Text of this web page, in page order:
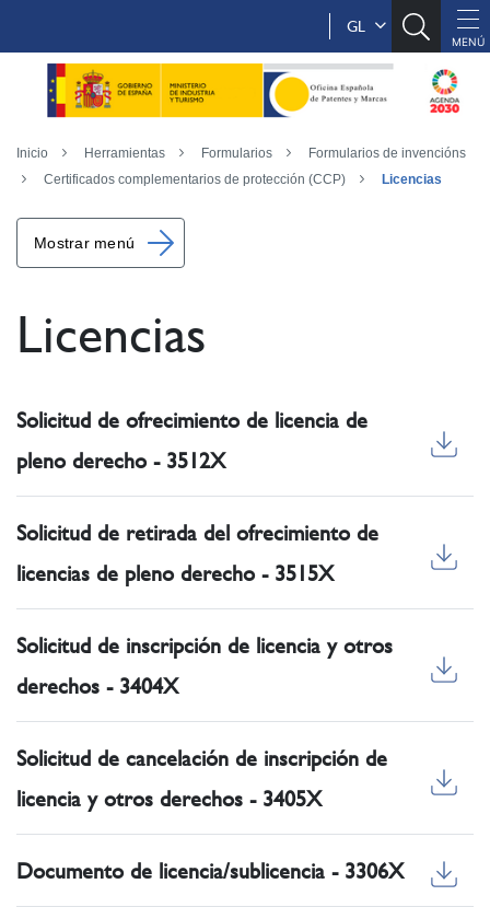
GL
Inicio Herramientas Formularios
Formularios de invencións
Certificados complementarios de protección (CCP)
Licencias
Mostrar menú
Licencias
Solicitud de ofrecimiento de licencia de
pleno derecho - 3512X
Solicitud de retirada del ofrecimiento de
licencias de pleno derecho - 3515X
Solicitud de inscripción de licencia y otros
derechos - 3404X
Solicitud de cancelación de inscripción de
licencia y otros derechos - 3405X
Documento de licencia/sublicencia - 3306X